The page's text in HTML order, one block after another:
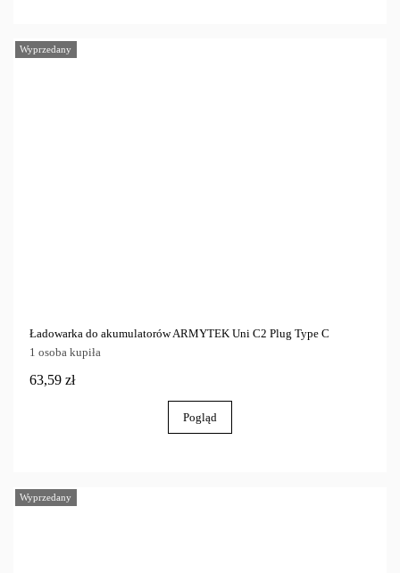
Wyprzedany
Ładowarka do akumulatorów ARMYTEK Uni C2 Plug Type C
1 osoba kupiła
63,59 zł
Pogląd
Wyprzedany